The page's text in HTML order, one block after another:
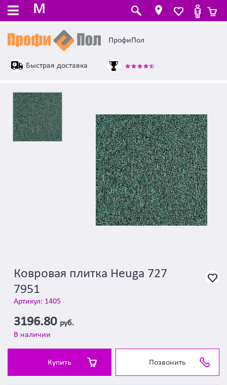
M
ПрофиПол
Быстрая доставка
Ковровая плитка Heuga 727
7951
Артикул: 1405
3196.80 руб.
В наличии
Купить Позвонить